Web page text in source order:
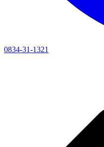
0834-31-1321